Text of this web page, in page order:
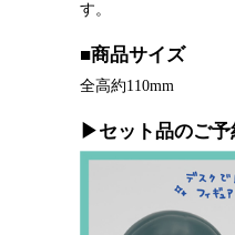
す。
■商品サイズ
全高約110mm
▶セット品のご予